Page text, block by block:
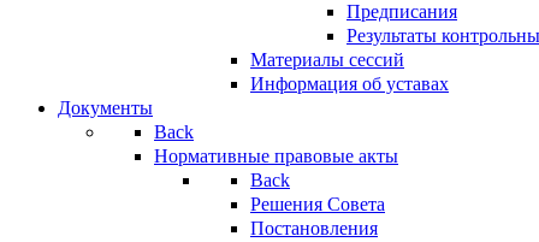
Предписания
Результаты
Материалы сессий
Информация об уставах
Документы
Back
Нормативные правовые акты
Back
Решения Совета
Постановления